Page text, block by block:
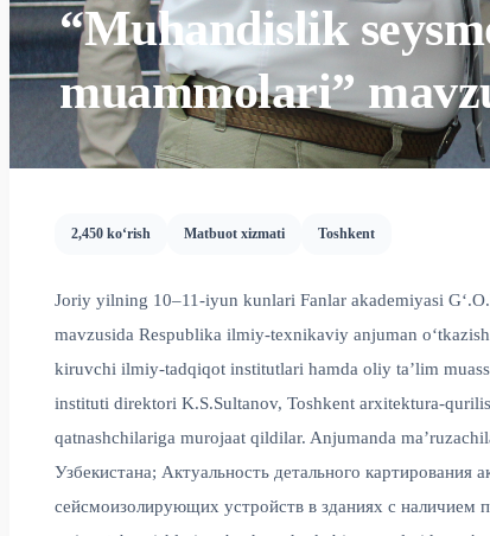
“Muhandislik
muammolari”
2,450 ko‘rish Matbuot xizmati Toshkent
Joriy yilning 10–11-iyun kunlari Fanlar akademiyasi
mavzusida Respublika ilmiy-texnikaviy anjuman
kiruvchi ilmiy-tadqiqot institutlari hamda oliy ta’lim
instituti direktori K.S.Sultanov, Toshkent arxitektura-
qatnashchilariga murojaat qildilar. Anjumanda
Узбекистана; Актуальность детального
сейсмоизолирующих устройств в зданиях с